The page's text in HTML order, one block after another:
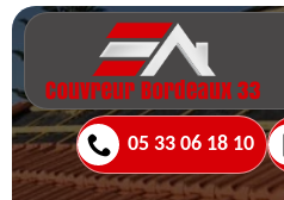
05 33 06 18 10